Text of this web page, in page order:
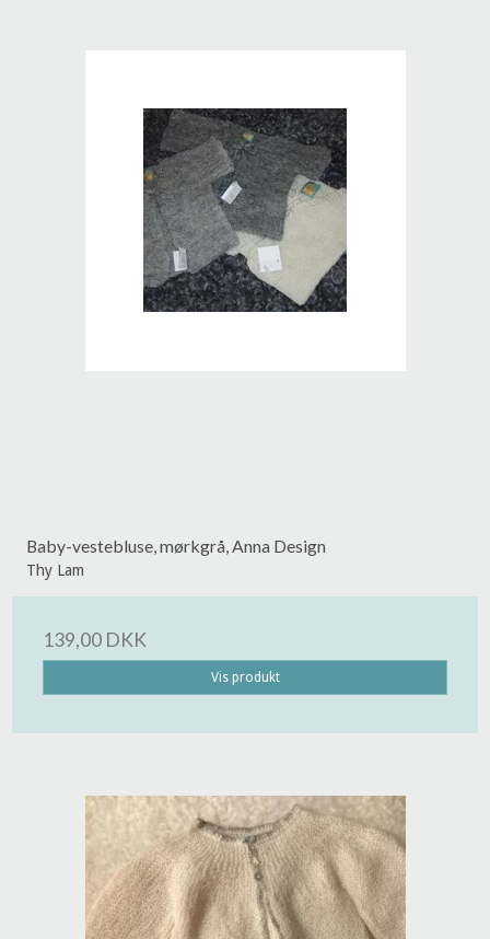
Baby-vestebluse, mørkgrå, Anna Design
Thy Lam
139,00 DKK
Vis produkt